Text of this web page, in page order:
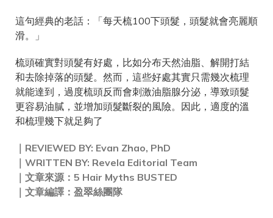
這句經典的老話：「每天梳100下頭髮，頭髮就會亮麗順
滑。」
梳頭確實對頭髮有好處，比如分布天然油脂、解開打結
和去除掉落的頭髮。然而，這些好處其實只需幾次梳理
就能達到，過度梳頭反而會刺激油脂腺分泌，導致頭髮
更容易油膩，並增加頭髮斷裂的風險。因此，適度的溫
和梳理幾下就足夠了
｜REVIEWED BY: Evan Zhao, PhD
｜WRITTEN BY: Revela Editorial Team
｜文章來源： 5 Hair Myths BUSTED
｜文章編譯：盈翠絲團隊